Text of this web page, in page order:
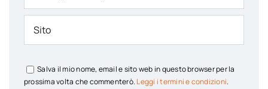
Salva il mio nome, email e sito web in questo browser per la
prossima volta che commenterò. Leggi i termini e condizioni.